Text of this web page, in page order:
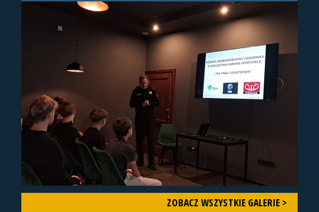
ZOBACZ WSZYSTKIE GALERIE >